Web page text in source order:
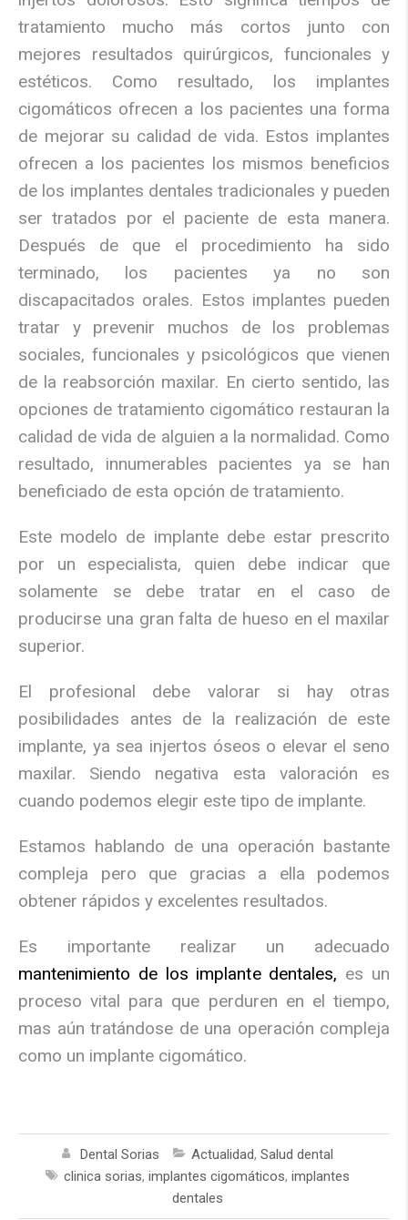
tratamiento mucho más cortos junto con
mejores resultados quirúrgicos, funcionales y
estéticos. Como resultado, los implantes
cigomáticos ofrecen a los pacientes una forma
de mejorar su calidad de vida. Estos implantes
ofrecen a los pacientes los mismos beneficios
de los implantes dentales tradicionales y pueden
ser tratados por el paciente de esta manera.
Después de que el procedimiento ha sido
terminado, los pacientes ya no son
discapacitados orales. Estos implantes pueden
tratar y prevenir muchos de los problemas
sociales, funcionales y psicológicos que vienen
de la reabsorción maxilar. En cierto sentido, las
opciones de tratamiento cigomático restauran la
calidad de vida de alguien a la normalidad. Como
resultado, innumerables pacientes ya se han
beneficiado de esta opción de tratamiento.
Este modelo de implante debe estar prescrito
por un especialista, quien debe indicar que
solamente se debe tratar en el caso de
producirse una gran falta de hueso en el maxilar
superior.
El profesional debe valorar si hay otras
posibilidades antes de la realización de este
implante, ya sea injertos óseos o elevar el seno
maxilar. Siendo negativa esta valoración es
cuando podemos elegir este tipo de implante.
Estamos hablando de una operación bastante
compleja pero que gracias a ella podemos
obtener rápidos y excelentes resultados.
Es importante realizar un adecuado
mantenimiento de los implante dentales, es un
proceso vital para que perduren en el tiempo,
mas aún tratándose de una operación compleja
como un implante cigomático.
Dental Sorias Actualidad, Salud dental
clinica sorias, implantes cigomáticos, implantes
dentales